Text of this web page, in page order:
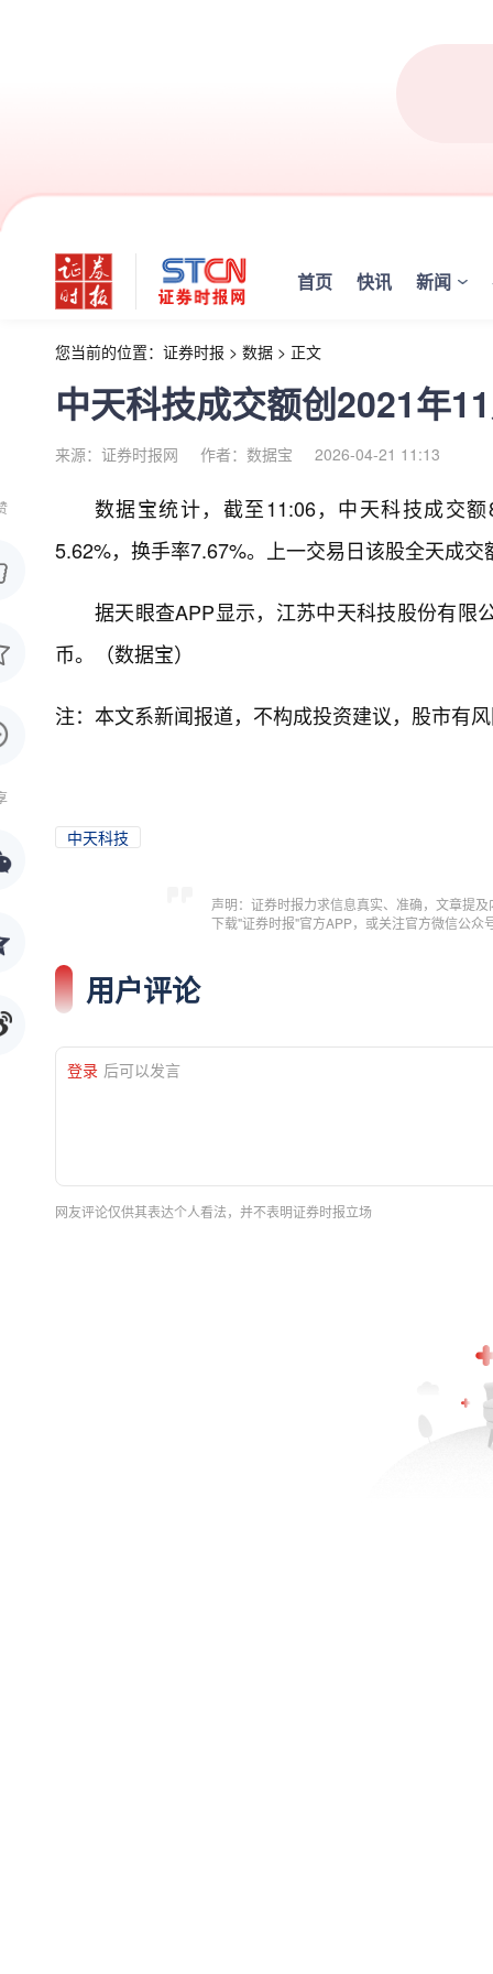
首页 快讯 新闻
您当前的位置： 证券时报 > 数据 > 正文
中天科技成交额创2021年
来源：证券时报网 作者：数据宝 2026-04-21 11:13
数据宝统计，截至11:06，中天科技成交
5.62%，换手率7.67%。上一交易日该股全天成交
据天眼查APP显示，江苏中天科技股份有限
币。（数据宝）
注：本文系新闻报道，不构成投资建议，股市有
中天科技
声明：证券时报力求信息真实、准确，文章提
下载"证券时报"官方APP，或关注官方微信公
用户评论
登录 后可以发言
网友评论仅供其表达个人看法，并不表明证券时报立场